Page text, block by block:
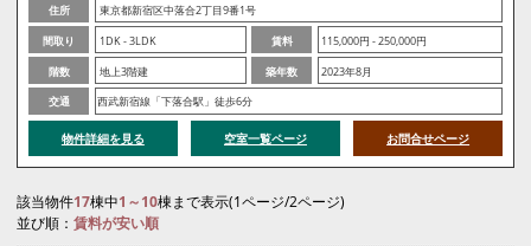
住所
東京都新宿区中落合2丁目9番1号
間取り
1DK - 3LDK 賃料
115,000円 - 250,000円
階数
地上3階建 築年数
2023年8月
交通
西武新宿線「下落合駅」徒歩6分
物件詳細を見る 空室一覧ページ お問合せページ
該当物件17棟中1～10棟まで表示(1ページ/2ページ)
並び順： 賃料が安い順